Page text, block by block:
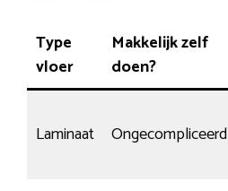
Type
vloer
Makkelijk zelf
doen?
Laminaat Ongecompliceerd